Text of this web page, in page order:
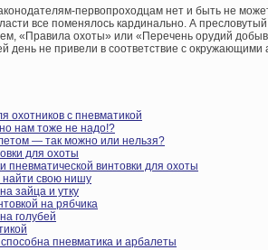
первопроходцам нет и быть не
все поменялось кардинально. А
«Правила охоты» или «Перечень орудий
день не привели в соответствие с
охотников с пневматикой
нам тоже не надо!?
— так можно или нельзя?
для охоты
пневматической винтовки для охоты
найти свою нишу
зайца и утку
на рябчика
голубей
пневматика и арбалеты